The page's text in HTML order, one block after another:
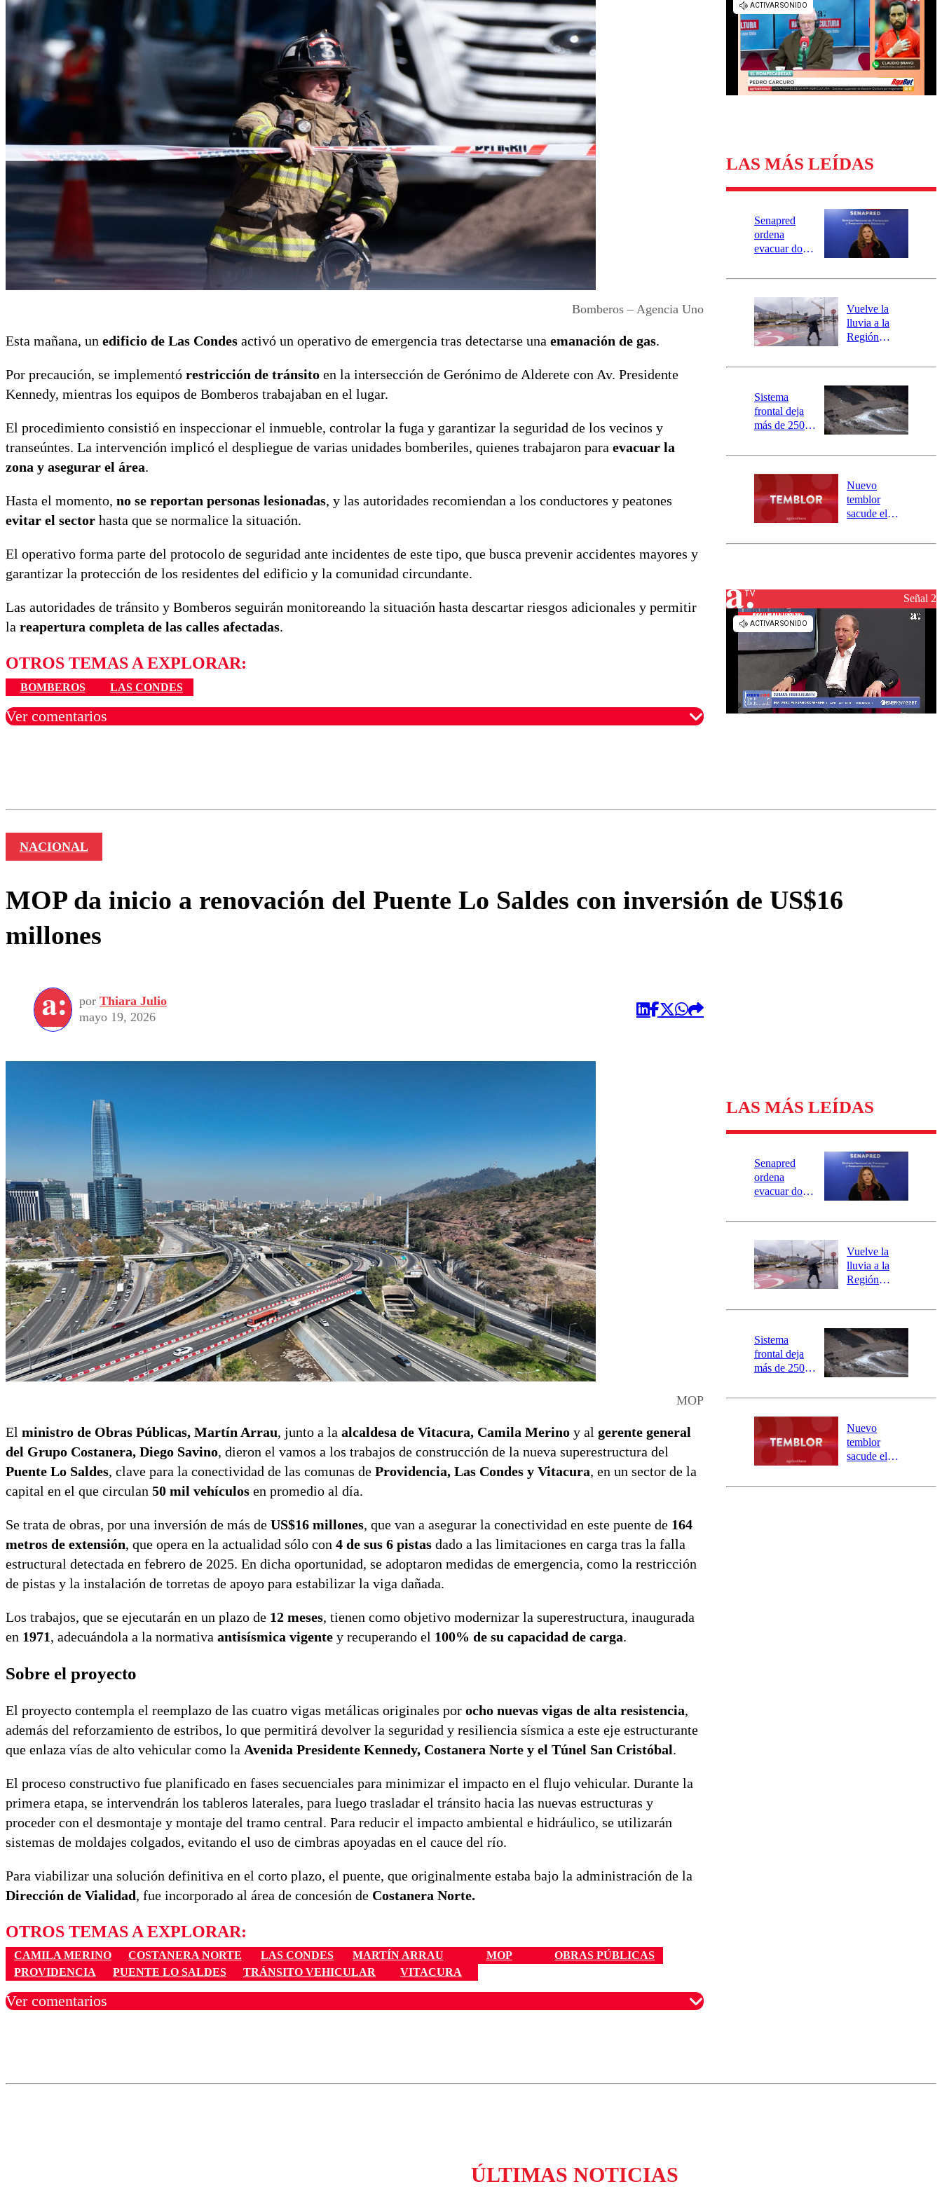
Universidad de Chile
Sustentabilidad
Bomberos – Agencia Uno
Esta mañana, un edificio de Las Condes activó un operativo de emergencia tras detectarse una emanación de gas.
Por precaución, se implementó restricción de tránsito en la intersección de Gerónimo de Alderete con Av. Presidente
Kennedy, mientras los equipos de Bomberos trabajaban en el lugar.
El procedimiento consistió en inspeccionar el inmueble, controlar la fuga y garantizar la seguridad de los vecinos y
transeúntes. La intervención implicó el despliegue de varias unidades bomberiles, quienes trabajaron para evacuar la
zona y asegurar el área.
Hasta el momento, no se reportan personas lesionadas, y las autoridades recomiendan a los conductores y peatones
evitar el sector hasta que se normalice la situación.
El operativo forma parte del protocolo de seguridad ante incidentes de este tipo, que busca prevenir accidentes mayores y
garantizar la protección de los residentes del edificio y la comunidad circundante.
Las autoridades de tránsito y Bomberos seguirán monitoreando la situación hasta descartar riesgos adicionales y permitir
la reapertura completa de las calles afectadas.
OTROS TEMAS A EXPLORAR:
BOMBEROS LAS CONDES
Ver comentarios
LAS MÁS LEÍDAS
Senapred
ordena
evacuar dos
Carahue por
río Damas:
activa
mensajería
SAE
Vuelve la
lluvia a la
Región
este es el
la DMC para
este viernes
Sistema
frontal deja
más de 250
y 317
aisladas entre
Valparaíso y
Los Ríos
Nuevo
temblor
sacude el
revisa la
Señal 2
NACIONAL
MOP da inicio a renovación del Puente Lo Saldes con inversión de US$16
millones
por Thiara Julio
mayo 19, 2026
MOP
El ministro de Obras Públicas, Martín Arrau, junto a la alcaldesa de Vitacura, Camila Merino y al gerente general
del Grupo Costanera, Diego Savino, dieron el vamos a los trabajos de construcción de la nueva superestructura del
Puente Lo Saldes, clave para la conectividad de las comunas de Providencia, Las Condes y Vitacura, en un sector de la
capital en el que circulan 50 mil vehículos en promedio al día.
Se trata de obras, por una inversión de más de US$16 millones, que van a asegurar la conectividad en este puente de 164
metros de extensión, que opera en la actualidad sólo con 4 de sus 6 pistas dado a las limitaciones en carga tras la falla
estructural detectada en febrero de 2025. En dicha oportunidad, se adoptaron medidas de emergencia, como la restricción
de pistas y la instalación de torretas de apoyo para estabilizar la viga dañada.
Los trabajos, que se ejecutarán en un plazo de 12 meses, tienen como objetivo modernizar la superestructura, inaugurada
en 1971, adecuándola a la normativa antisísmica vigente y recuperando el 100% de su capacidad de carga.
Sobre el proyecto
El proyecto contempla el reemplazo de las cuatro vigas metálicas originales por ocho nuevas vigas de alta resistencia,
además del reforzamiento de estribos, lo que permitirá devolver la seguridad y resiliencia sísmica a este eje estructurante
que enlaza vías de alto vehicular como la Avenida Presidente Kennedy, Costanera Norte y el Túnel San Cristóbal.
El proceso constructivo fue planificado en fases secuenciales para minimizar el impacto en el flujo vehicular. Durante la
primera etapa, se intervendrán los tableros laterales, para luego trasladar el tránsito hacia las nuevas estructuras y
proceder con el desmontaje y montaje del tramo central. Para reducir el impacto ambiental e hidráulico, se utilizarán
sistemas de moldajes colgados, evitando el uso de cimbras apoyadas en el cauce del río.
Para viabilizar una solución definitiva en el corto plazo, el puente, que originalmente estaba bajo la administración de la
Dirección de Vialidad, fue incorporado al área de concesión de Costanera Norte.
OTROS TEMAS A EXPLORAR:
CAMILA MERINO COSTANERA NORTE LAS CONDES MARTÍN ARRAU MOP
OBRAS PÚBLICAS
PROVIDENCIA
PUENTE LO SALDES TRÁNSITO VEHICULAR VITACURA
Ver comentarios
LAS MÁS LEÍDAS
Senapred
ordena
evacuar dos
Carahue por
río Damas:
activa
mensajería
SAE
Vuelve la
lluvia a la
Región
este es el
la DMC para
este viernes
Sistema
frontal deja
más de 250
y 317
aisladas entre
Valparaíso y
Los Ríos
Nuevo
temblor
sacude el
revisa la
ÚLTIMAS NOTICIAS